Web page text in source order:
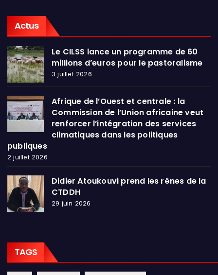
Actus
Le CILSS lance un programme de 60
millions d’euros pour le pastoralisme
3 juillet 2026
Afrique de l’Ouest et centrale : la
Commission de l’Union africaine veut
renforcer l’intégration des services
climatiques dans les politiques
publiques
2 juillet 2026
Didier Atoukouvi prend les rênes de la
CTDDH
29 juin 2026
TAGS